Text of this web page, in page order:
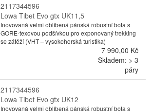
2117344596
Lowa Tibet Evo gtx UK11,5
Inovovaná velmi oblíbená pánská robustní bota s
GORE-texovou podšívkou pro exponovaný trekking
se zátěží (VHT – vysokohorská turistika)
7 990,00 Kč
Skladem: > 3
páry
2117344596
Lowa Tibet Evo gtx UK12
Inovovaná velmi oblíbená pánská robustní bota s